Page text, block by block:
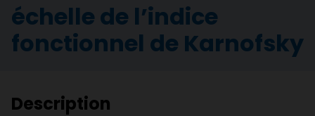
échelle de l’indice
fonctionnel de Karnofsky
Description